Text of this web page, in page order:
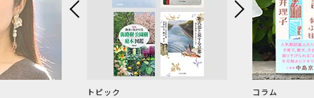
トピック コラム